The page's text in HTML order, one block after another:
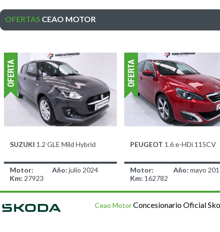
OFERTAS CEAO MOTOR
SUZUKI 1.2 GLE Mild Hybrid
Motor: Año: julio 2024
Km: 27923
14.900,00 €
€
PEUGEOT 1.6 e-HDi 115CV
Motor: Año: mayo
Km: 162782
7.900,00 €
Ceao MotorConcesionario Oficial